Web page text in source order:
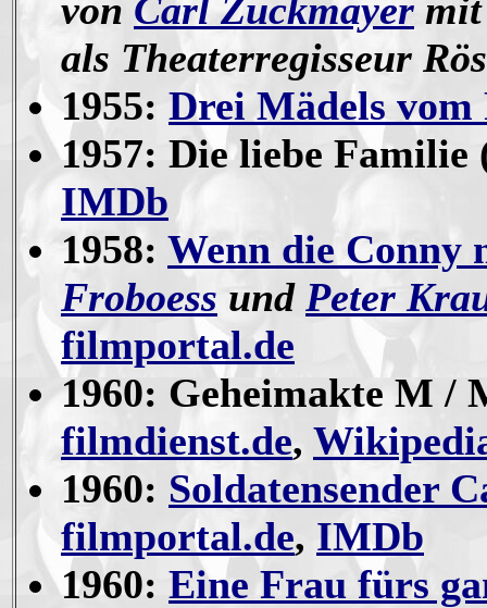
von Carl Zuckmayer
als Theaterregisseur
1955: Drei Mädels vom
1957: Die liebe Familie
IMDb
1958: Wenn die Conny
Froboess und Peter
filmportal.de
1960: Geheimakte M /
filmdienst.de,
1960: Soldatensender
filmportal.de, IMDb
1960: Eine Frau fürs